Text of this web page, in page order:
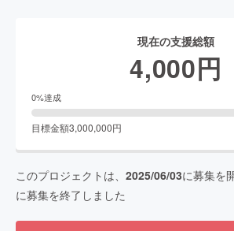
現在の支援総額
4,000円
0%達成
目標金額3,000,000円
このプロジェクトは、 2025/06/03に募集を
に募集を終了しました